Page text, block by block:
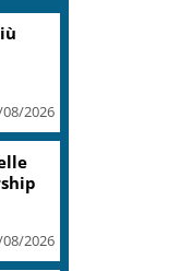
08/2026
08/2026